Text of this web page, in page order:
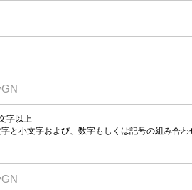
字以上
と小文字および、数字もしくは記号の組み合わ